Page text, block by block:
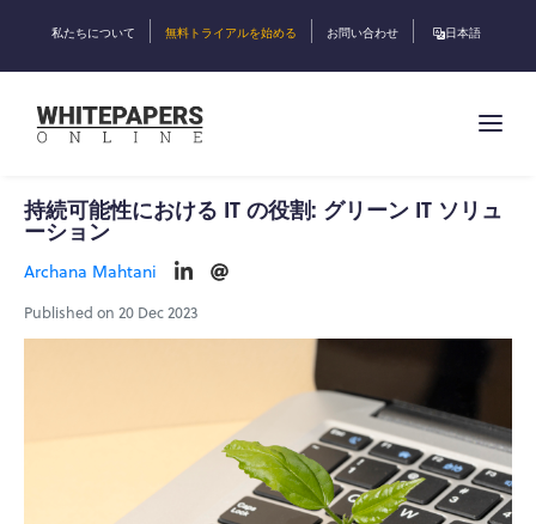
私たちについて 無料トライアルを始める お問い合わせ 日本語
持続可能性における IT の役割: グリーン IT ソリュ
ーション
Archana Mahtani
Published on 20 Dec 2023